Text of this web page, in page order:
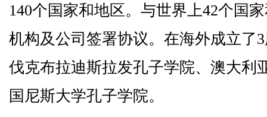
140个国家和地区。与世界上42个国
机构及公司签署协议。在海外成立了
伐克布拉迪斯拉发孔子学院、澳大利
国尼斯大学孔子学院。